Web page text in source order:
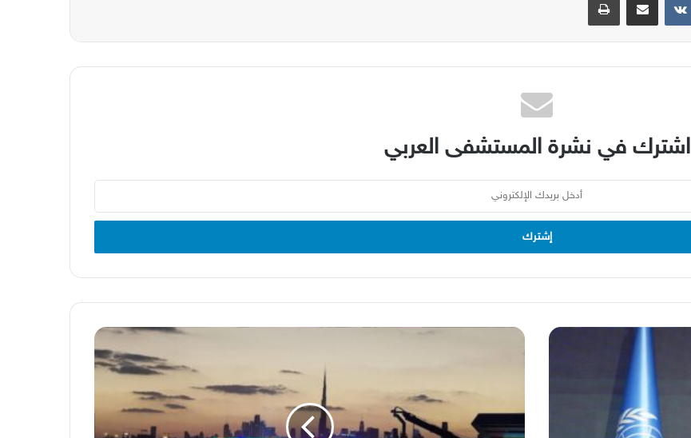
اشترك في نشرة المستشفى العربي
هيئة
الصحة
تسجلان
رقماً